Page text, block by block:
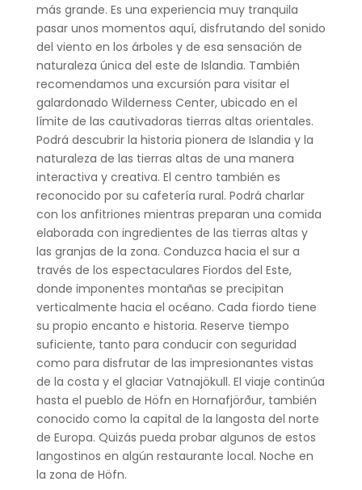
más grande. Es una experiencia muy tranquila
pasar unos momentos aquí, disfrutando del sonido
del viento en los árboles y de esa sensación de
naturaleza única del este de Islandia. También
recomendamos una excursión para visitar el
galardonado Wilderness Center, ubicado en el
límite de las cautivadoras tierras altas orientales.
Podrá descubrir la historia pionera de Islandia y la
naturaleza de las tierras altas de una manera
interactiva y creativa. El centro también es
reconocido por su cafetería rural. Podrá charlar
con los anfitriones mientras preparan una comida
elaborada con ingredientes de las tierras altas y
las granjas de la zona. Conduzca hacia el sur a
través de los espectaculares Fiordos del Este,
donde imponentes montañas se precipitan
verticalmente hacia el océano. Cada fiordo tiene
su propio encanto e historia. Reserve tiempo
suficiente, tanto para conducir con seguridad
como para disfrutar de las impresionantes vistas
de la costa y el glaciar Vatnajökull. El viaje continúa
hasta el pueblo de Höfn en Hornafjörður, también
conocido como la capital de la langosta del norte
de Europa. Quizás pueda probar algunos de estos
langostinos en algún restaurante local. Noche en
la zona de Höfn.